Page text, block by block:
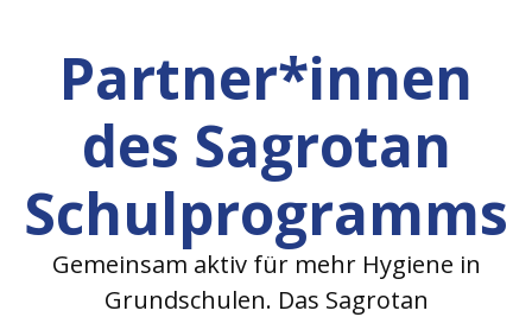
Partner*innen
des Sagrotan
Schulprogramms
Gemeinsam aktiv für mehr Hygiene in
Grundschulen. Das Sagrotan